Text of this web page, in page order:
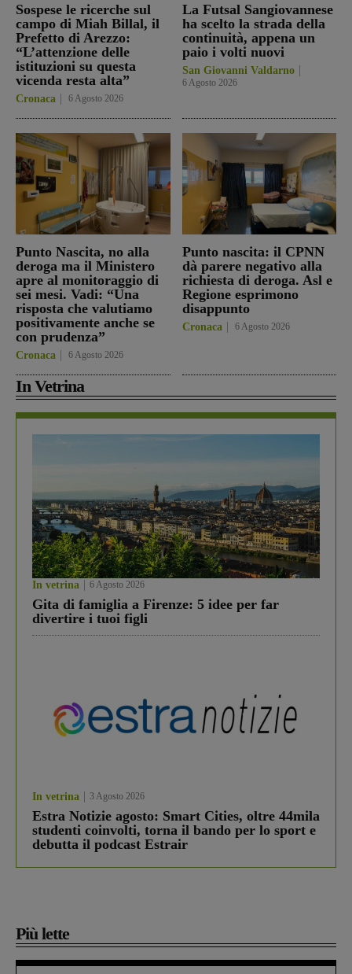
Sospese le ricerche sul
campo di Miah Billal, il
Prefetto di Arezzo:
“L’attenzione delle
istituzioni su questa
vicenda resta alta”
Cronaca 6 Agosto 2026
La Futsal Sangiovannese
ha scelto la strada della
continuità, appena un
paio i volti nuovi
San Giovanni Valdarno
6 Agosto 2026
Punto Nascita, no alla
deroga ma il Ministero
apre al monitoraggio di
sei mesi. Vadi: “Una
risposta che valutiamo
positivamente anche se
con prudenza”
Cronaca 6 Agosto 2026
Punto nascita: il CPNN
dà parere negativo alla
richiesta di deroga. Asl e
Regione esprimono
disappunto
Cronaca 6 Agosto 2026
In Vetrina
In vetrina 6 Agosto 2026
Gita di famiglia a Firenze: 5 idee per far
divertire i tuoi figli
In vetrina 3 Agosto 2026
Estra Notizie agosto: Smart Cities, oltre 44mila
studenti coinvolti, torna il bando per lo sport e
debutta il podcast Estrair
Più lette